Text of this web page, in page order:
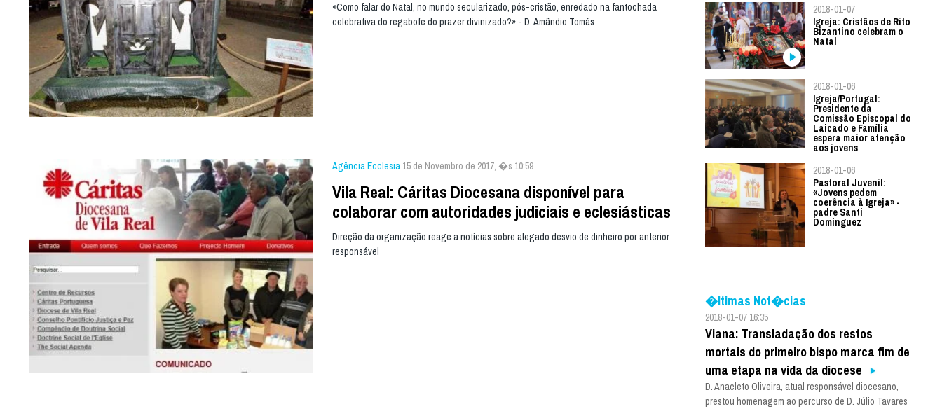
«Como falar do Natal, no mundo secularizado, pós-cristão, enredado na fantochada
celebrativa do regabofe do prazer divinizado?» - D. Amândio Tomás
Agência Ecclesia 15 de Novembro de 2017, �s 10:59
Vila Real: Cáritas Diocesana disponível para
colaborar com autoridades judiciais e eclesiásticas
Direção da organização reage a notícias sobre alegado desvio de dinheiro por anterior
responsável
2018-01-07
Igreja: Cristãos de Rito
Bizantino celebram o
Natal
2018-01-06
Igreja/Portugal:
Presidente da
Comissão Episcopal do
Laicado e Família
espera maior atenção
aos jovens
2018-01-06
Pastoral Juvenil:
«Jovens pedem
coerência à Igreja» -
padre Santi
Dominguez
�ltimas Not�cias
2018-01-07 16:35
Viana: Transladação dos restos
mortais do primeiro bispo marca fim de
uma etapa na vida da diocese
D. Anacleto Oliveira, atual responsável diocesano,
prestou homenagem ao percurso de D. Júlio Tavares